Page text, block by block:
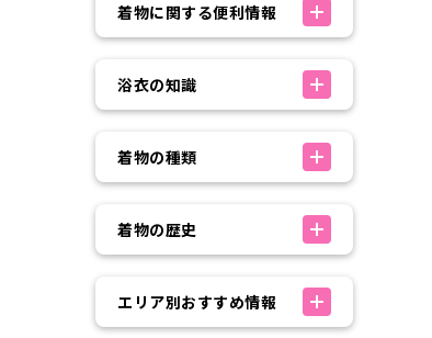
着物に関する便利情報
浴衣の知識
着物の種類
着物の歴史
エリア別おすすめ情報